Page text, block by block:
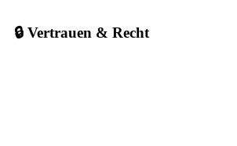
🔒 Vertrauen & Recht